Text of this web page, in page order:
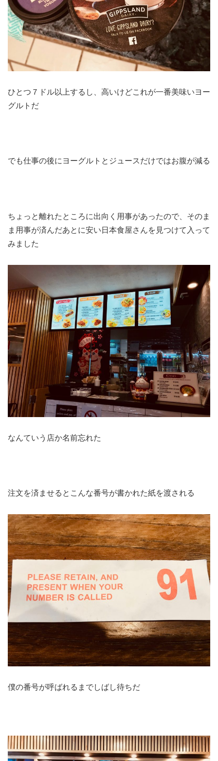
ひとつ７ドル以上するし、高いけどこれが一番美味いヨー
グルトだ
でも仕事の後にヨーグルトとジュースだけではお腹が減る
ちょっと離れたところに出向く用事があったので、そのま
ま用事が済んだあとに安い日本食屋さんを見つけて入って
みました
なんていう店か名前忘れた
注文を済ませるとこんな番号が書かれた紙を渡される
僕の番号が呼ばれるまでしばし待ちだ